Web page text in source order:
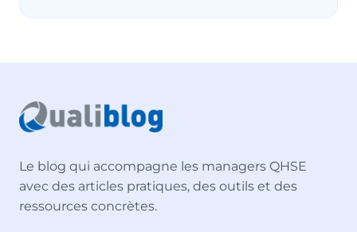
Le blog qui accompagne les managers QHSE
avec des articles pratiques, des outils et des
ressources concrètes.